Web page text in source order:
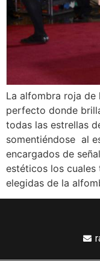
La alfombra roja de
perfecto donde
todas las estrellas
somentiéndose al
encargados de
estéticos los cuales
elegidas de la